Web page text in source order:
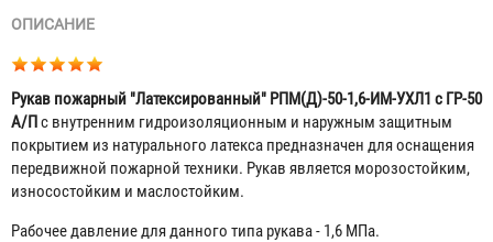
ОПИСАНИЕ
Рукав пожарный "Латексированный" РПМ(Д)-50-1,6-ИМ-УХЛ1 с ГР-50
А/Пс внутренним гидроизоляционным и наружным защитным
покрытием из натурального латекса предназначен для оснащения
передвижной пожарной техники. Рукав является морозостойким,
износостойким и маслостойким.
Рабочее давление для данного типа рукава - 1,6 МПа.